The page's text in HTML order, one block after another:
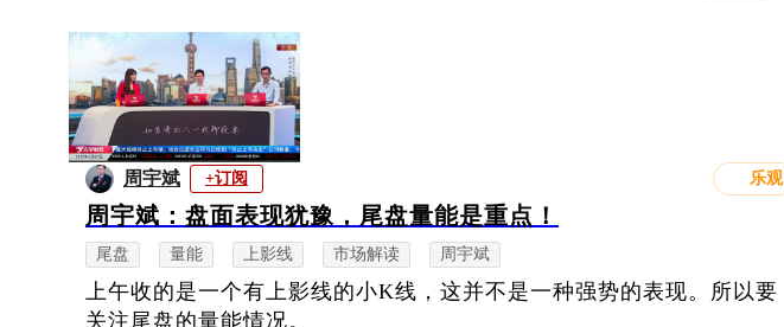
周宇斌 +订阅 乐观
周宇斌：盘面表现犹豫，尾盘量能是重点！
尾盘 量能 上影线 市场解读 周宇斌
上午收的是一个有上影线的小K线，这并不是一种强势的表现。所以要
关注尾盘的量能情况。